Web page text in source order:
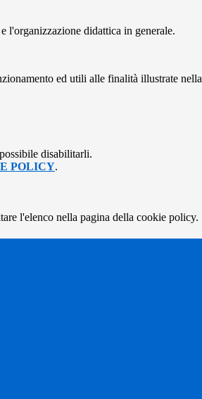
l'organizzazione didattica in generale.
ed utili alle finalità illustrate nella
disabilitarli.
POLICY.
l'elenco nella pagina della cookie policy.